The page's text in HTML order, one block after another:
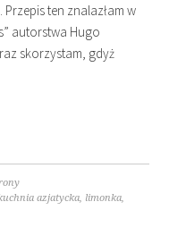
ten znalazłam w
autorstwa Hugo
skorzystam, gdyż
azjatycka, limonka,